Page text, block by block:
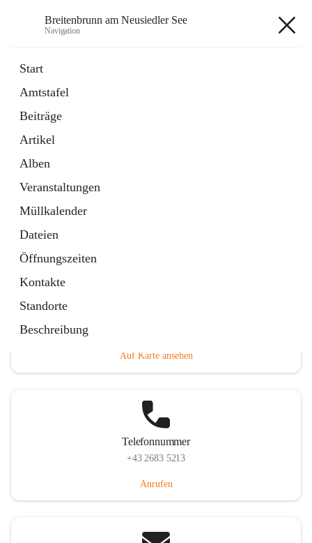
Breitenbrunn am Neusiedler See
Navigation
Start
Amtstafel
Beiträge
Artikel
Alben
Veranstaltungen
Müllkalender
Dateien
Öffnungszeiten
Kontakte
Standorte
Beschreibung
18 Schnellzugriffe
Gemeindeservice
Auf Karte ansehen
Telefonnummer
+43 2683 5213
Anrufen